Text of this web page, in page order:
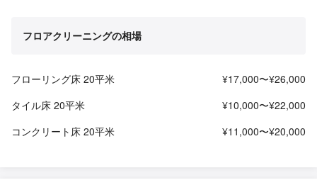
フロアクリーニングの相場
フローリング床 20平米
¥17,000〜¥26,000
タイル床 20平米
¥10,000〜¥22,000
コンクリート床 20平米
¥11,000〜¥20,000